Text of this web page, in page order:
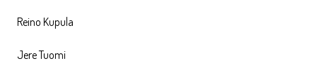
Reino Kupula
Jere Tuomi